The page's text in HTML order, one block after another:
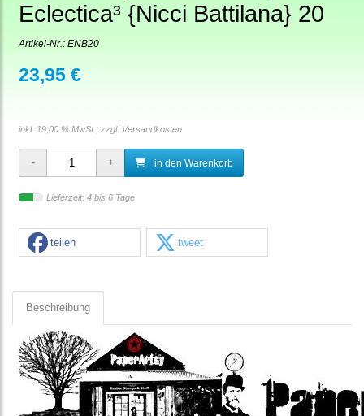
Eclectica³ {Nicci Battilana} 20
Artikel-Nr.: ENB20
23,95 €
inkl. 19,00 % MwSt., zzgl. Versandkosten
in den Warenkorb
Lieferzeit: 4 bis 6 Tage
teilen tweet
Beschreibung